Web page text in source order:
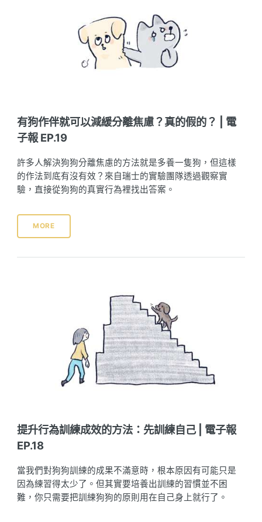
有狗作伴就可以減緩分離焦慮？真的假的？ | 電
子報 EP.19
許多人解決狗狗分離焦慮的方法就是多養一隻狗，但這樣
的作法到底有沒有效？來自瑞士的實驗團隊透過觀察實
驗，直接從狗狗的真實行為裡找出答案。
MORE
提升行為訓練成效的方法：先訓練自己 | 電子報
EP.18
當我們對狗狗訓練的成果不滿意時，根本原因有可能只是
因為練習得太少了。但其實要培養出訓練的習慣並不困
難，你只需要把訓練狗狗的原則用在自己身上就行了。